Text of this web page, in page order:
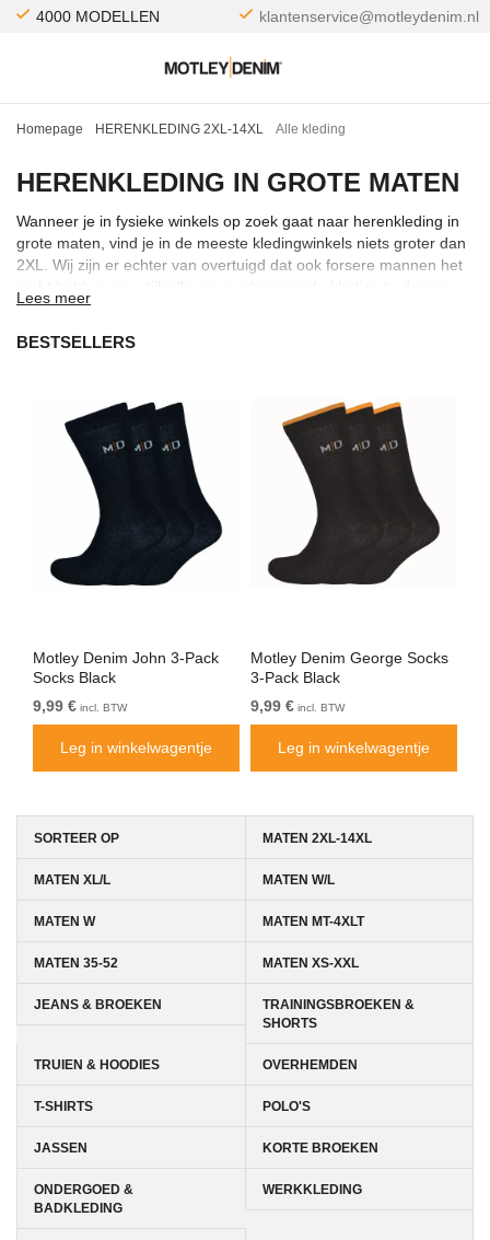
4000 MODELLEN klantenservice@motleydenim.nl
Homepage HERENKLEDING 2XL-14XL Alle kleding
HERENKLEDING IN GROTE MATEN
Wanneer je in fysieke winkels op zoek gaat naar herenkleding in
grote maten, vind je in de meeste kledingwinkels niets groter dan
2XL. Wij zijn er echter van overtuigd dat ook forsere mannen het
ongeacht hun maat. Daarom bieden wij herenkleding in grote
14XL aan. Vind jouw stijlvolle herenkleding in grote maten bij
Lees meer
BESTSELLERS
Motley Denim John 3-Pack
Socks Black
9,99 € incl. BTW
Leg in winkelwagentje
Motley Denim George Socks
3-Pack Black
9,99 € incl. BTW
Leg in winkelwagentje
SORTEER OP MATEN 2XL-14XL
MATEN XL/L MATEN W/L
MATEN W MATEN MT-4XLT
MATEN 35-52 MATEN XS-XXL
JEANS & BROEKEN
TRAININGSBROEKEN &
SHORTS
TRUIEN & HOODIES OVERHEMDEN
T-SHIRTS POLO'S
JASSEN KORTE BROEKEN
ONDERGOED &
BADKLEDING
WERKKLEDING